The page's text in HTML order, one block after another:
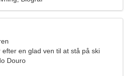
efter en glad ven til at stå på ski
Douro